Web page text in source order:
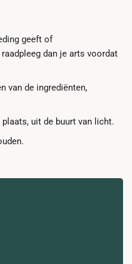
geeft of
dan je arts voordat
van de ingrediënten,
uit de buurt van licht.